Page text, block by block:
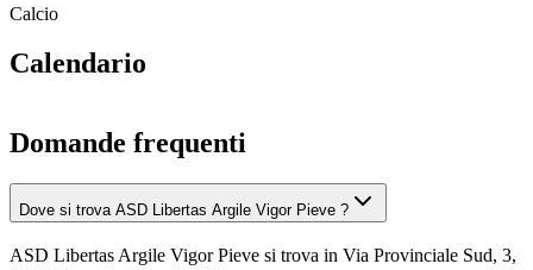
Calcio
Calendario
Domande frequenti
Dove si trova ASD Libertas Argile Vigor Pieve ?
ASD Libertas Argile Vigor Pieve si trova in Via Provinciale Sud, 3,